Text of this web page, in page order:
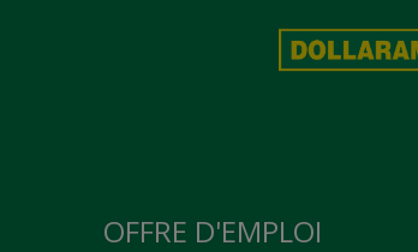
OFFRE D'EMPLOI